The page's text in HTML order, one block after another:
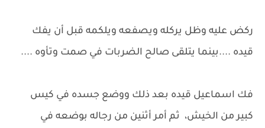
ركض عليه وظل يركله ويصفعه ويلكمه قبل أن يفك
قيده ....بينما يتلقى صالح الضربات في صمت وتأوه ....
فك اسماعيل قيده بعد ذلك ووضع جسده في كيس
كبير من الخيش، ثم أمر أثنين من رجاله بوضعه في